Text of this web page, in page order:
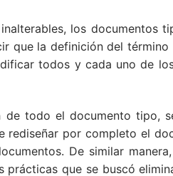
los documentos
que la definición del término
todos y cada uno de
todo el documento tipo,
por completo el
De similar
que se buscó